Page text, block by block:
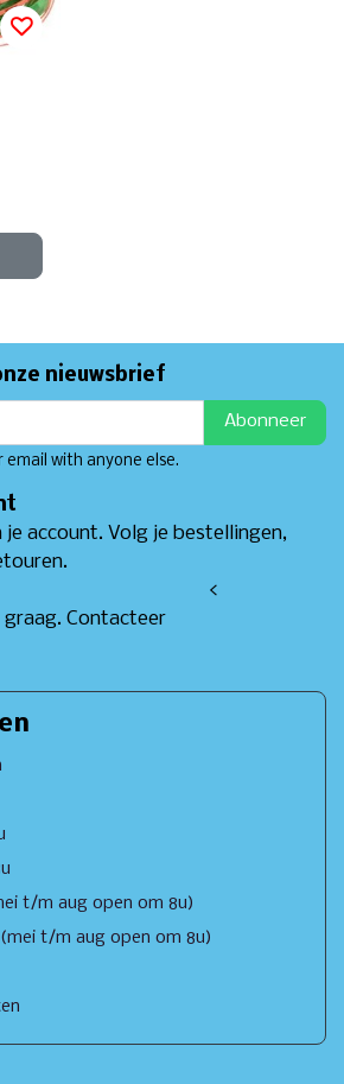
nieuwsbrief
Abonneer
email with anyone else.
je account. Volg je bestellingen,
graag. Contacteer
<
t/m aug open om 8u)
t/m aug open om 8u)